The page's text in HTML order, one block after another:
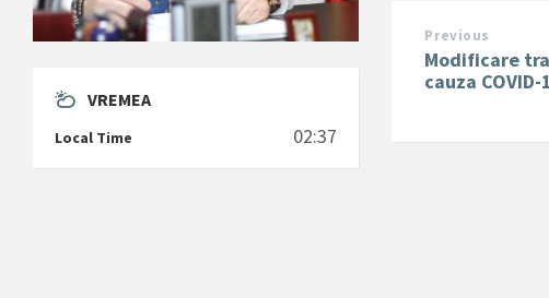
Previous
Modificare
cauza COVID-
VREMEA
Local Time 02:37